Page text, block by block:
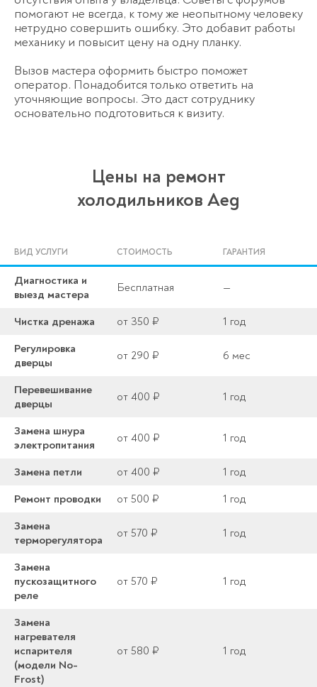
помогают не всегда, к тому же неопытному человеку
нетрудно совершить ошибку. Это добавит работы
механику и повысит цену на одну планку.
Вызов мастера оформить быстро поможет
оператор. Понадобится только ответить на
уточняющие вопросы. Это даст сотруднику
основательно подготовиться к визиту.
Цены на ремонт
холодильников Aeg
ВИД УСЛУГИ СТОИМОСТЬ ГАРАНТИЯ
Диагностика и
выезд мастера
Бесплатная —
Чистка дренажа от 350 ₽
1 год
Регулировка
дверцы
от 290 ₽ 6 мес
Перевешивание
дверцы
от 400 ₽ 1 год
Замена шнура
электропитания
от 400 ₽ 1 год
Замена петли от 400 ₽
1 год
Ремонт проводки
от 500 ₽
1 год
Замена
терморегулятора
от 570 ₽ 1 год
Замена
пускозащитного
реле
от 570 ₽ 1 год
Замена
нагревателя
испарителя
(модели No-
Frost)
от 580 ₽ 1 год